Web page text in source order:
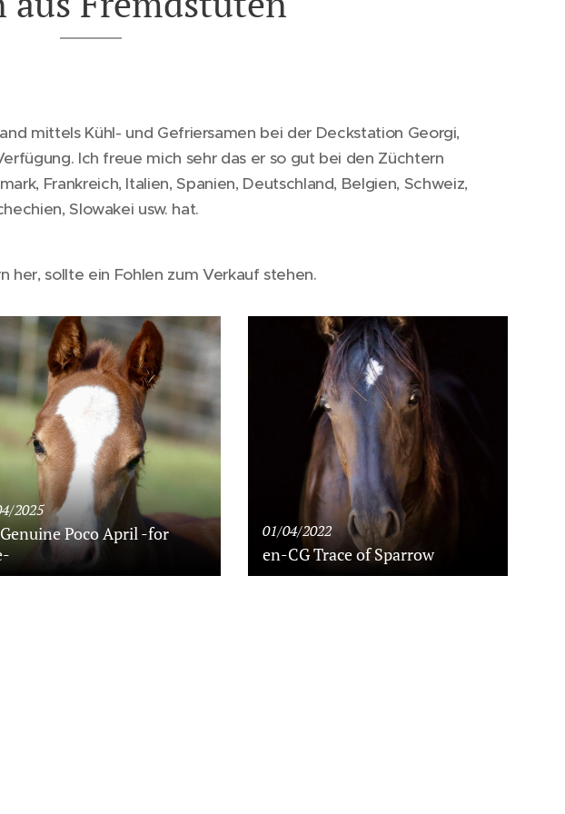
mittels Kühl- und Gefriersamen bei der Deckstation Georgi,
Ich freue mich sehr das er so gut bei den Züchtern
Frankreich, Italien, Spanien, Deutschland, Belgien, Schweiz,
Slowakei usw. hat.
sollte ein Fohlen zum Verkauf stehen.
2025
Poco April -for
01/04/2022
en-CG Trace of Sparrow